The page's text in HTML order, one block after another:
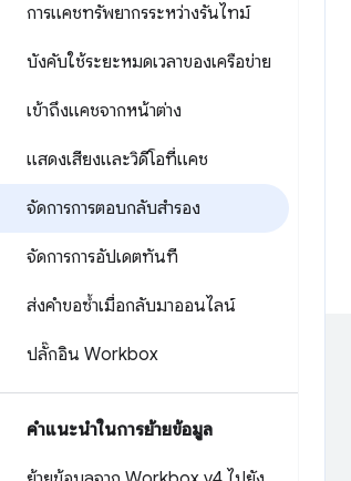
การแคชทรัพยากรระหว่างรันไทม์
บังคับใช้ระยะหมดเวลาของเครือข่าย
เข้าถึงแคชจากหน้าต่าง
แสดงเสียงและวิดีโอที่แคช
จัดการการตอบกลับสำรอง
จัดการการอัปเดตทันที
ส่งคำขอซ้ำเมื่อกลับมาออนไลน์
ปลั๊กอิน Workbox
คําแนะนําในการย้ายข้อมูล